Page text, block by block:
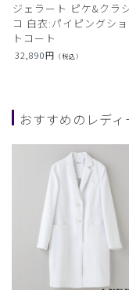
ジェラート ピケ&クラ
コ 白衣:パイピングシ
トコート
32,890円 （税込）
おすすめのレディ